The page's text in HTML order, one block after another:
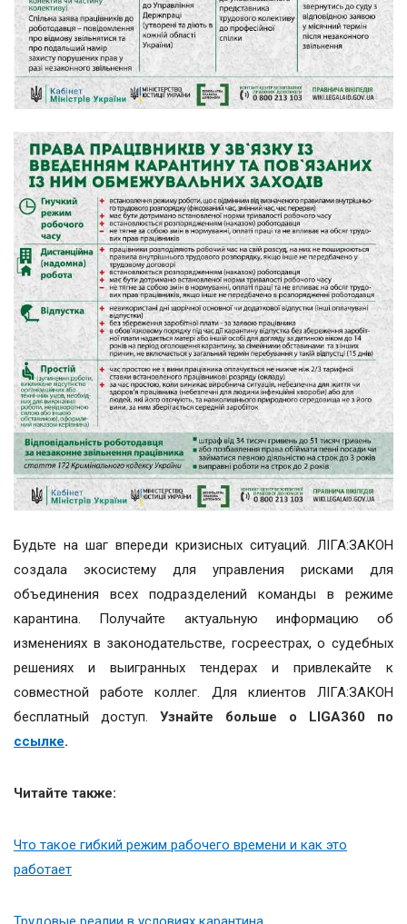
Будьте на шаг впереди кризисных ситуаций. ЛІГА:ЗАКОН
создала экосистему для управления рисками для
объединения всех подразделений команды в режиме
карантина. Получайте актуальную информацию об
изменениях в законодательстве, госреестрах, о судебных
решениях и выигранных тендерах и привлекайте к
совместной работе коллег. Для клиентов ЛІГА:ЗАКОН
бесплатный доступ. Узнайте больше о LIGA360 по
ссылке.
Читайте также:
Что такое гибкий режим рабочего времени и как это
работает